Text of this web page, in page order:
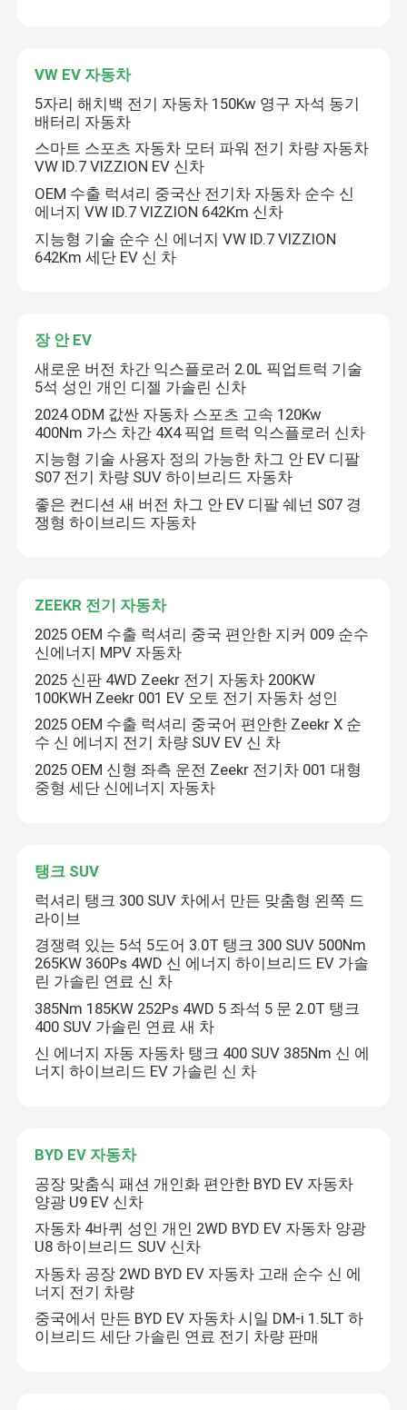
품질 관리
연락처
뉴스
전기차 자동차
가솔린 자동차
테슬라 전기차
아바타 전기차
메르세데스 벤츠 비즈니스 자동차
체리 자동차
VW EV 자동차
장 안 EV
탱크 SUV
BYD EV 자동차
리시앙 전기차
전기 MG 자동차
Rising Auto
IM 전기차
VW EV 자동차
5자리 해치백 전기 자동차 150Kw 영구 자석 동기
배터리 자동차
스마트 스포츠 자동차 모터 파워 전기 차량 자동차
VW ID.7 VIZZION EV 신차
OEM 수출 럭셔리 중국산 전기차 자동차 순수 신
에너지 VW ID.7 VIZZION 642Km 신차
지능형 기술 순수 신 에너지 VW ID.7 VIZZION
642Km 세단 EV 신 차
장 안 EV
새로운 버전 차간 익스플로러 2.0L 픽업트럭 기술
5석 성인 개인 디젤 가솔린 신차
2024 ODM 값싼 자동차 스포츠 고속 120Kw
400Nm 가스 차간 4X4 픽업 트럭 익스플로러 신차
지능형 기술 사용자 정의 가능한 차그 안 EV 디팔
S07 전기 차량 SUV 하이브리드 자동차
좋은 컨디션 새 버전 차그 안 EV 디팔 쉐넌 S07 경
쟁형 하이브리드 자동차
ZEEKR 전기 자동차
2025 OEM 수출 럭셔리 중국 편안한 지커 009 순수
신에너지 MPV 자동차
2025 신판 4WD Zeekr 전기 자동차 200KW
100KWH Zeekr 001 EV 오토 전기 자동차 성인
2025 OEM 수출 럭셔리 중국어 편안한 Zeekr X 순
수 신 에너지 전기 차량 SUV EV 신 차
2025 OEM 신형 좌측 운전 Zeekr 전기차 001 대형
중형 세단 신에너지 자동차
탱크 SUV
럭셔리 탱크 300 SUV 차에서 만든 맞춤형 왼쪽 드
라이브
경쟁력 있는 5석 5도어 3.0T 탱크 300 SUV 500Nm
265KW 360Ps 4WD 신 에너지 하이브리드 EV 가솔
린 가솔린 연료 신 차
385Nm 185KW 252Ps 4WD 5 좌석 5 문 2.0T 탱크
400 SUV 가솔린 연료 새 차
신 에너지 자동 자동차 탱크 400 SUV 385Nm 신 에
너지 하이브리드 EV 가솔린 신 차
BYD EV 자동차
공장 맞춤식 패션 개인화 편안한 BYD EV 자동차
양광 U9 EV 신차
자동차 4바퀴 성인 개인 2WD BYD EV 자동차 양광
U8 하이브리드 SUV 신차
자동차 공장 2WD BYD EV 자동차 고래 순수 신 에
너지 전기 차량
중국에서 만든 BYD EV 자동차 시일 DM-i 1.5LT 하
이브리드 세단 가솔린 연료 전기 차량 판매